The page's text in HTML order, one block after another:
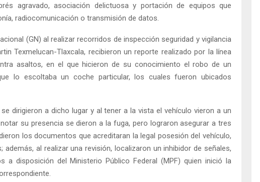
agravado, asociación delictuosa y portación de equipos que
radiocomunicación o transmisión de datos.
(GN) al realizar recorridos de inspección seguridad y vigilancia
Texmelucan-Tlaxcala, recibieron un reporte realizado por la línea
asaltos, en el que hicieron de su conocimiento el robo de un
lo escoltaba un coche particular, los cuales fueron ubicados
dirigieron a dicho lugar y al tener a la vista el vehículo vieron a un
su presencia se dieron a la fuga, pero lograron asegurar a tres
los documentos que acreditaran la legal posesión del vehículo,
además, al realizar una revisión, localizaron un inhibidor de señales,
a disposición del Ministerio Público Federal (MPF) quien inició la